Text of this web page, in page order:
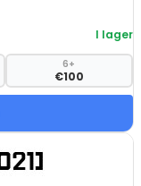
I lager
6+
€100